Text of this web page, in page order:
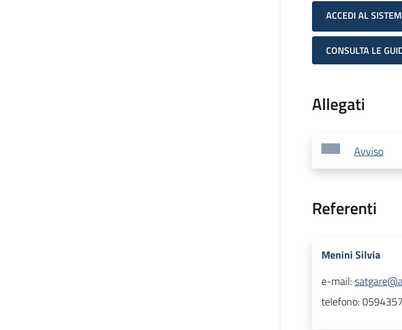
ACCEDI AL
CONSULTA LE
Allegati
Avviso
Referenti
Menini Silvia
e-mail:
telefono: